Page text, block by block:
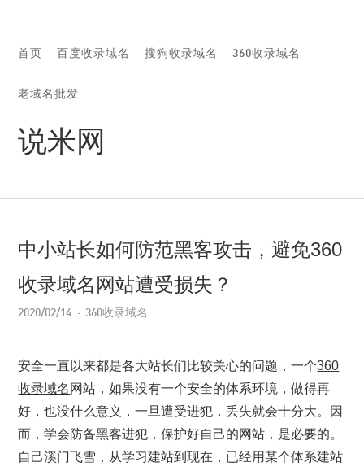
首页 百度收录域名 搜狗收录域名 360收录域名
老域名批发
说米网
中小站长如何防范黑客攻击，避免360
收录域名网站遭受损失？
2020/02/14 360收录域名
安全一直以来都是各大站长们比较关心的问题，一个360
收录域名 网站，如果没有一个安全的体系环境，做得再
好，也没什么意义，一旦遭受进犯，丢失就会十分大。因
而，学会防备黑客进犯，保护好自己的网站，是必要的。
自己溪门飞雪，从学习建站到现在，已经用某个体系建站